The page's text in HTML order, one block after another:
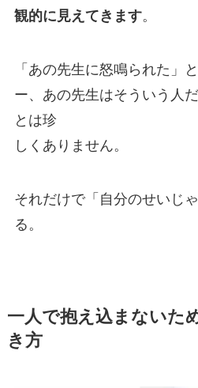
観的に見えてきます。
「あの先生に怒鳴られた」
ー、あの先生はそういう人
とは珍
しくありません。
それだけで「自分のせいじ
る。
一人で抱え込まない
き方